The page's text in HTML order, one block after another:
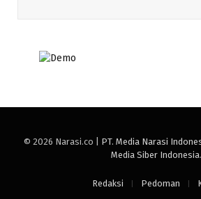
© 2026 Narasi.co | PT. Media Narasi
Media Siber Indonesia.
Redaksi Pedoman